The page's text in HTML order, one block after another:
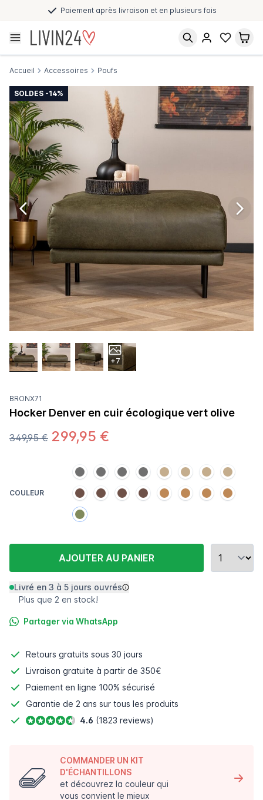
Paiement après livraison et en plusieurs fois
Accueil Accessoires Poufs
SOLDES -14%
+7
BRONX71
Hocker Denver en cuir écologique vert olive
349,95 € 299,95 €
COULEUR
AJOUTER AU PANIER
Livré en 3 à 5 jours ouvrés
Plus que 2 en stock!
Partager via WhatsApp
Retours gratuits sous 30 jours
Livraison gratuite à partir de 350€
Paiement en ligne 100% sécurisé
Garantie de 2 ans sur tous les produits
4.6 (1823 reviews)
COMMANDER UN KIT
D'ÉCHANTILLONS
et découvrez la couleur qui
vous convient le mieux